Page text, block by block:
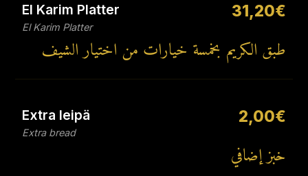
El Karim Platter
El Karim Platter
31,20€
طبق الكريم بخمسة خيارات من اختيار الشيف
Extra leipä
Extra bread
2,00€
خبز إضافي